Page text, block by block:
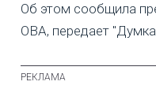
Об этом сообщила
ОВА, передает